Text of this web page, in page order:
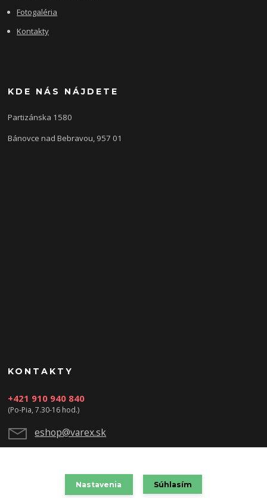
Fotogaléria
Kontakty
KDE NÁS NÁJDETE
Partizánska 1580
Bánovce nad Bebravou, 957 01
KONTAKTY
+421 910 940 840
(Po-Pia, 7.30-16 hod.)
eshop@varex.sk
Nastavenia Súhlasím